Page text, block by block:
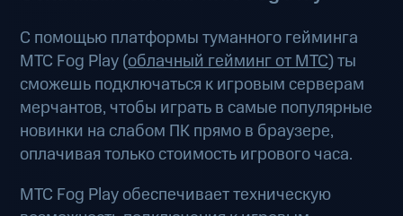
С помощью платформы туманного гейминга
МТС Fog Play (облачный гейминг от МТС) ты
сможешь подключаться к игровым серверам
мерчантов, чтобы играть в самые популярные
новинки на слабом ПК прямо в браузере,
оплачивая только стоимость игрового часа.
МТС Fog Play обеспечивает техническую